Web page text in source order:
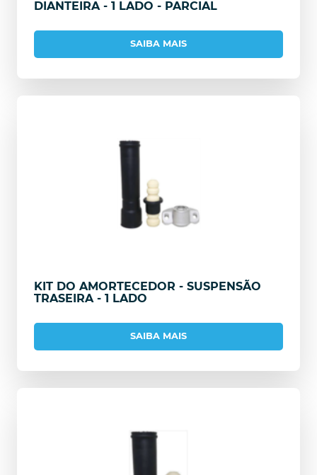
DIANTEIRA - 1 LADO - PARCIAL
SAIBA MAIS
KIT DO AMORTECEDOR - SUSPENSÃO
TRASEIRA - 1 LADO
SAIBA MAIS